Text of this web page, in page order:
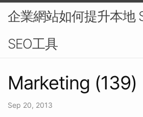
企業網站如何提升本地
SEO工具
Marketing (139)
Sep 20, 2013